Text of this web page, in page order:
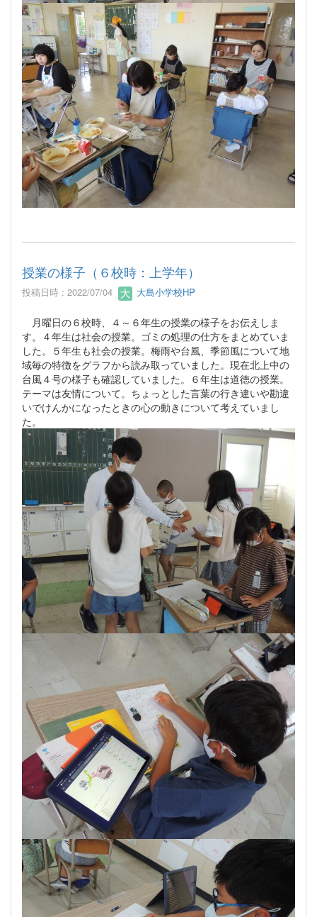
授業の様子（６校時：上学年）
投稿日時 : 2022/07/04 大島小学校HP
月曜日の６校時、４～６年生の授業の様子をお伝えしま
す。４年生は社会の授業。ゴミの処理の仕方をまとめていま
した。５年生も社会の授業。梅雨や台風、季節風について地
域毎の特徴をグラフから読み取っていました。現在北上中の
台風４号の様子も確認していました。６年生は道徳の授業。
テーマは友情について。ちょっとした言葉の行き違いや勘違
いでけんかになったときの心の動きについて考えていまし
た。